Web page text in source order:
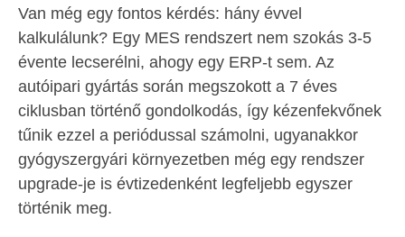
Van még egy fontos kérdés: hány évvel
kalkulálunk? Egy MES rendszert nem szokás 3-5
évente lecserélni, ahogy egy ERP-t sem. Az
autóipari gyártás során megszokott a 7 éves
ciklusban történő gondolkodás, így kézenfekvőnek
tűnik ezzel a periódussal számolni, ugyanakkor
gyógyszergyári környezetben még egy rendszer
upgrade-je is évtizedenként legfeljebb egyszer
történik meg.